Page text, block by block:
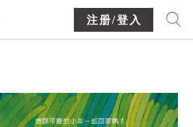
注册/登入